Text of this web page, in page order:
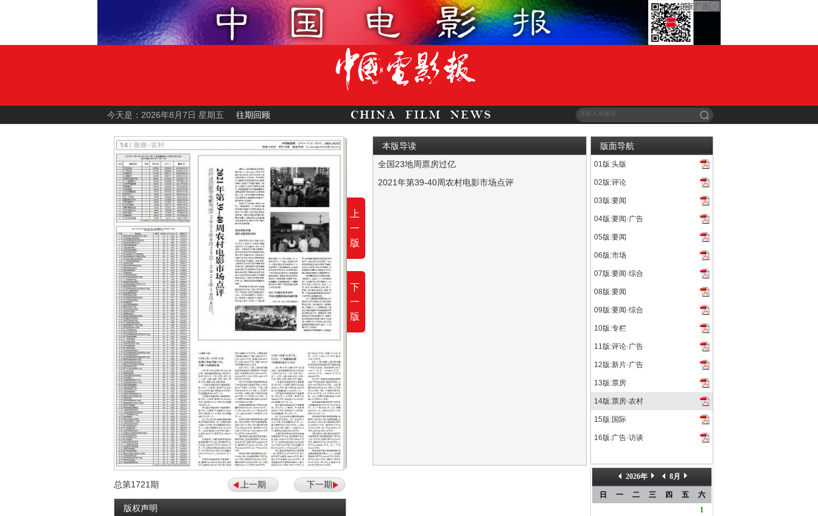
今天是：2026年8月7日 星期五 往期回顾
上
一
版
下
一
版
总第1721期 上一期 下一期
版权声明
本版导读
全国23地周票房过亿
（上接第13版）10月4日—10月10日：全国三甲省市超10亿，川鲁入列周榜五强2021年10月4日...
2021年第39-40周农村电影市场点评
据统计，当前电影数字节目交易平台（www.dfcc.org.cn）可供订购影片近4500部，其中20...
版面导航
01版:头版
02版:评论
03版:要闻
04版:要闻·广告
05版:要闻
06版:市场
07版:要闻·综合
08版:要闻
09版:要闻·综合
10版:专栏
11版:评论·广告
12版:新片·广告
13版:票房
14版:票房·农村
15版:国际
16版:广告·访谈